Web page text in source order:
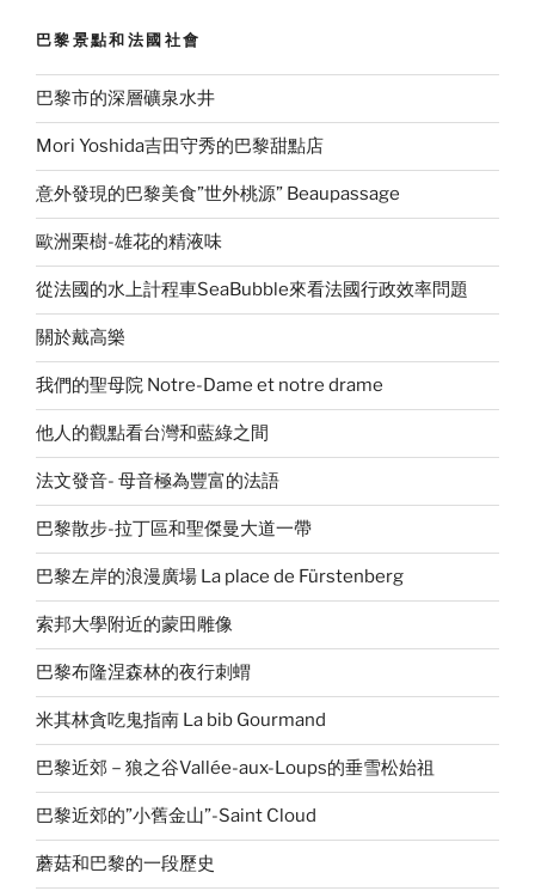
巴黎景點和法國社會
巴黎市的深層礦泉水井
Mori Yoshida吉田守秀的巴黎甜點店
意外發現的巴黎美食”世外桃源” Beaupassage
歐洲栗樹-雄花的精液味
從法國的水上計程車SeaBubble來看法國行政效率問題
關於戴高樂
我們的聖母院 Notre-Dame et notre drame
他人的觀點看台灣和藍綠之間
法文發音- 母音極為豐富的法語
巴黎散步-拉丁區和聖傑曼大道一帶
巴黎左岸的浪漫廣場 La place de Fürstenberg
索邦大學附近的蒙田雕像
巴黎布隆涅森林的夜行刺蝟
米其林貪吃鬼指南 La bib Gourmand
巴黎近郊－狼之谷Vallée-aux-Loups的垂雪松始祖
巴黎近郊的”小舊金山”-Saint Cloud
蘑菇和巴黎的一段歷史